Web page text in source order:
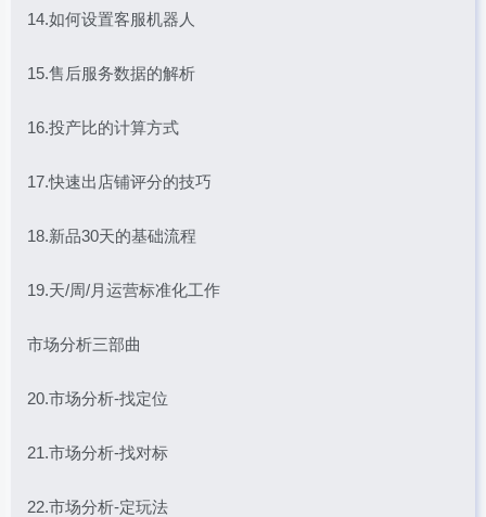
14.如何设置客服机器人
15.售后服务数据的解析
16.投产比的计算方式
17.快速出店铺评分的技巧
18.新品30天的基础流程
19.天/周/月运营标准化工作
市场分析三部曲
20.市场分析-找定位
21.市场分析-找对标
22.市场分析-定玩法